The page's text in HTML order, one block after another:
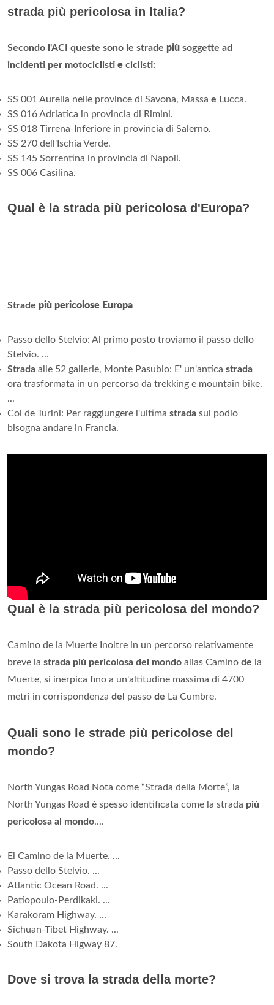
strada più pericolosa in Italia?
Secondo l'ACI queste sono le strade più soggette ad
incidenti per motociclisti e ciclisti:
SS 001 Aurelia nelle province di Savona, Massa e Lucca.
SS 016 Adriatica in provincia di Rimini.
SS 018 Tirrena-Inferiore in provincia di Salerno.
SS 270 dell'Ischia Verde.
SS 145 Sorrentina in provincia di Napoli.
SS 006 Casilina.
Qual è la strada più pericolosa d'Europa?
Strade più pericolose Europa
Passo dello Stelvio: Al primo posto troviamo il passo dello
Stelvio. ...
Strada alle 52 gallerie, Monte Pasubio: E' un'antica strada
ora trasformata in un percorso da trekking e mountain bike.
...
Col de Turini: Per raggiungere l'ultima strada sul podio
bisogna andare in Francia.
Qual è la strada più pericolosa del mondo?
Camino de la Muerte Inoltre in un percorso relativamente
breve la strada più pericolosa del mondo alias Camino de la
Muerte, si inerpica fino a un'altitudine massima di 4700
metri in corrispondenza del passo de La Cumbre.
Quali sono le strade più pericolose del
mondo?
North Yungas Road Nota come “Strada della Morte”, la
North Yungas Road è spesso identificata come la strada più
pericolosa al mondo....
El Camino de la Muerte. ...
Passo dello Stelvio. ...
Atlantic Ocean Road. ...
Patiopoulo-Perdikaki. ...
Karakoram Highway. ...
Sichuan-Tibet Highway. ...
South Dakota Higway 87.
Dove si trova la strada della morte?